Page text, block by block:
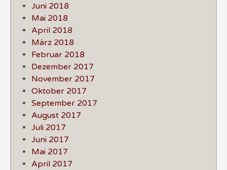
Juni 2018
Mai 2018
April 2018
März 2018
Februar 2018
Dezember 2017
November 2017
Oktober 2017
September 2017
August 2017
Juli 2017
Juni 2017
Mai 2017
April 2017